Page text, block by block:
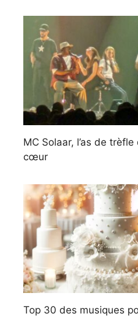
MC Solaar, l’as de
cœur
Top 30 des musiques